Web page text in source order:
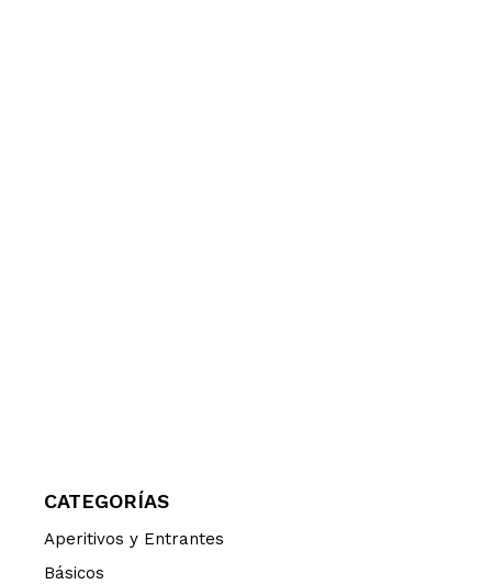
CATEGORÍAS
Aperitivos y Entrantes
Básicos